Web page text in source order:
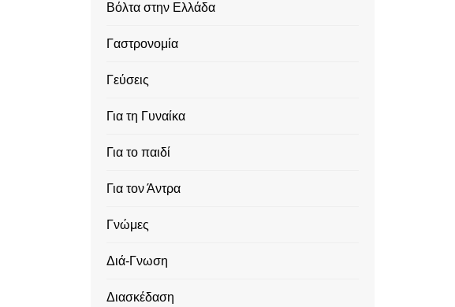
Βόλτα στην Ελλάδα
Γαστρονομία
Γεύσεις
Για τη Γυναίκα
Για το παιδί
Για τον Άντρα
Γνώμες
Διά-Γνωση
Διασκέδαση